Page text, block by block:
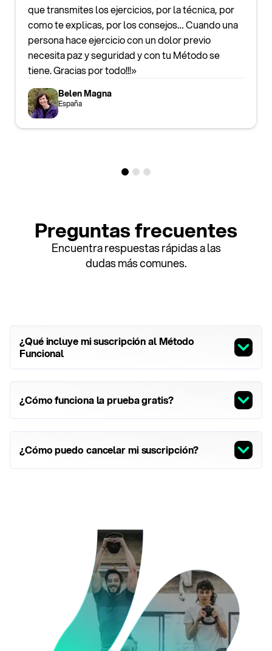
que transmites los ejercicios, por la técnica, por
como te explicas, por los consejos… Cuando una
persona hace ejercicio con un dolor previo
necesita paz y seguridad y con tu Método se
tiene. Gracias por todo!!!»
Belen Magna
España
Preguntas frecuentes
Encuentra respuestas rápidas a las
dudas más comunes.
¿Qué incluye mi suscripción al Método
Funcional
¿Cómo funciona la prueba gratis?
¿Cómo puedo cancelar mi suscripción?